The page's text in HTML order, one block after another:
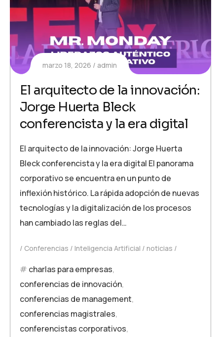
marzo 18, 2026 admin
El arquitecto de la innovación:
Jorge Huerta Bleck
conferencista y la era digital
El arquitecto de la innovación: Jorge Huerta
Bleck conferencista y la era digital El panorama
corporativo se encuentra en un punto de
inflexión histórico. La rápida adopción de nuevas
tecnologías y la digitalización de los procesos
han cambiado las reglas del…
Conferencias Inteligencia Artificial noticias
charlas para empresas,
conferencias de innovación,
conferencias de management,
conferencias magistrales,
conferencistas corporativos,